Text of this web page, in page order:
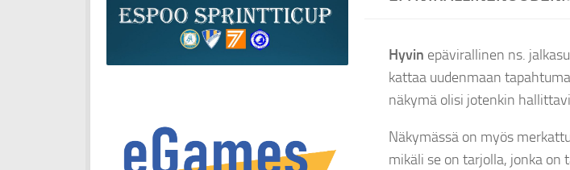
Hyvin epävirallinen ns.
kattaa uudenmaan
näkymä olisi jotenkin
Näkymässä on myös
mikäli se on tarjolla, jonka